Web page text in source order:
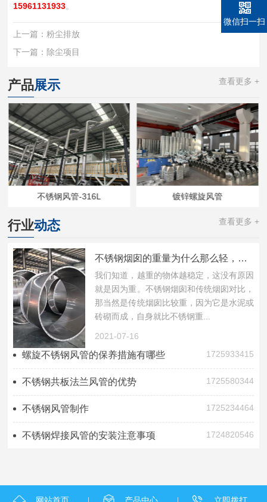
15961131933。
上一篇： 粉尘排放
下一篇： 除尘项目
产品展示 查看更多 +
不锈钢风管-316L 镀锌螺旋风管
行业动态 查看更多 +
不锈钢烟囱的重量为什么那么轻，功能还那么好?
我们知道，越重的物体越稳定，这没有原因
就是因为重。不锈钢烟囱和传统烟囱对比，
那当然是传统烟囱比较重，因为它是水泥或
砖砌而成，自身就比不锈钢重...
2021-07-16
螺旋不锈钢风管的保养措施有哪些 1725933415
不锈钢共板法兰风管的优势 1725580344
不锈钢风管制作 1725234464
不锈钢焊接风管的安装注意事项 1724820546
微信扫一扫